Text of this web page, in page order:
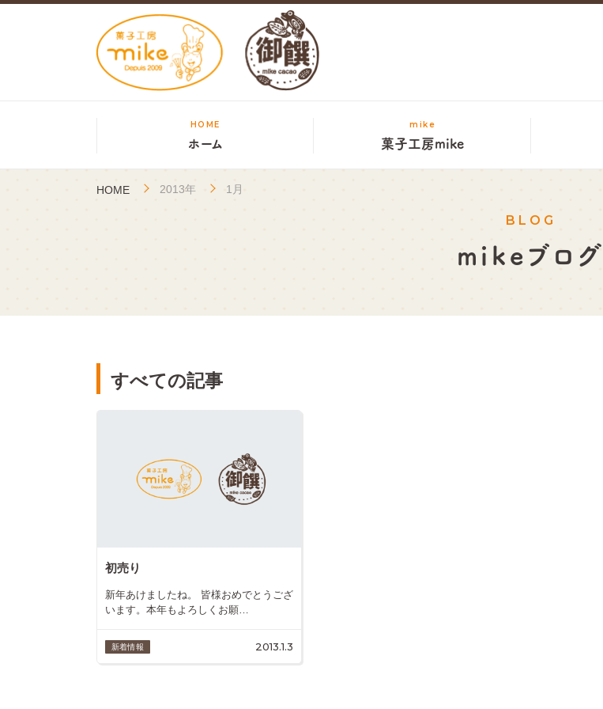
HOME
ホーム
mike
菓子工房mike
HOME 2013年 1月
BLOG
mikeブログ
すべての記事
初売り
新年あけましたね。 皆様おめでとうござ
います。本年もよろしくお願…
新着情報 2013.1.3